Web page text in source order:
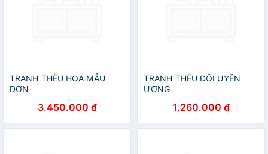
TRANH THÊU HOA MẪU
ĐƠN
3.450.000 đ
TRANH THÊU ĐÔI UYÊN
ƯƠNG
1.260.000 đ